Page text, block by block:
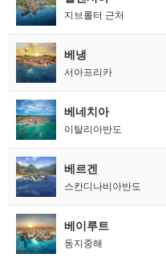
지브롤터 근처
베냉
서아프리카
베네치아
이탈리아반도
베르겐
스칸디나비아반도
베이루트
동지중해